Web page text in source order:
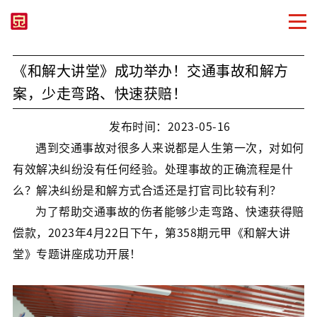
《和解大讲堂》成功举办！交通事故和解方
案，少走弯路、快速获赔！
发布时间：2023-05-16
遇到交通事故对很多人来说都是人生第一次，对如何
有效解决纠纷没有任何经验。处理事故的正确流程是什
么？解决纠纷是和解方式合适还是打官司比较有利？
为了帮助交通事故的伤者能够少走弯路、快速获得赔
偿款，2023年4月22日下午，第358期元甲《和解大讲
堂》专题讲座成功开展！